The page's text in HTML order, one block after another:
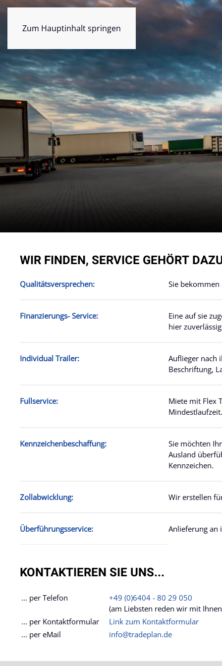
Zum Hauptinhalt springen
WIR FINDEN, SERVICE GEHÖRT
Qualitätsversprechen: Sie
Finanzierungs- Service:
Eine auf sie
hier
Individual Trailer:
Auflieger nach
Beschriftung,
Fullservice:
Miete mit Flex
Mindestlaufzeit.
Kennzeichenbeschaffung:
Sie möchten
Ausland
Kennzeichen.
Zollabwicklung: Wir erstellen
Überführungsservice: Anlieferung an
KONTAKTIEREN SIE UNS...
... per Telefon
+49 (0)6404 - 80 29 050
(am Liebsten reden wir mit
... per Kontaktformular
Link zum Kontaktformular
... per eMail
info@tradeplan.de